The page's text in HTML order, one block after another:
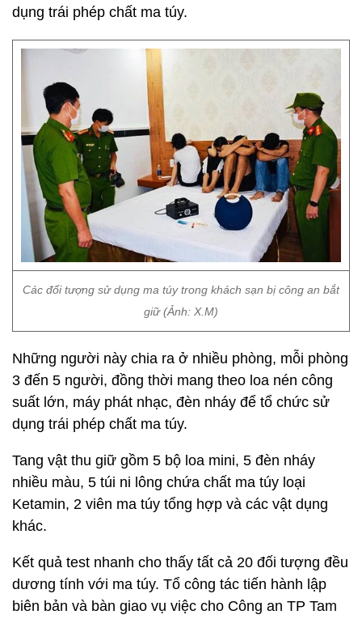
dụng trái phép chất ma túy.
Các đối tượng sử dụng ma túy trong khách sạn bị công an bắt
giữ (Ảnh: X.M)
Những người này chia ra ở nhiều phòng, mỗi phòng
3 đến 5 người, đồng thời mang theo loa nén công
suất lớn, máy phát nhạc, đèn nháy để tổ chức sử
dụng trái phép chất ma túy.
Tang vật thu giữ gồm 5 bộ loa mini, 5 đèn nháy
nhiều màu, 5 túi ni lông chứa chất ma túy loại
Ketamin, 2 viên ma túy tổng hợp và các vật dụng
khác.
Kết quả test nhanh cho thấy tất cả 20 đối tượng đều
dương tính với ma túy. Tổ công tác tiến hành lập
biên bản và bàn giao vụ việc cho Công an TP Tam